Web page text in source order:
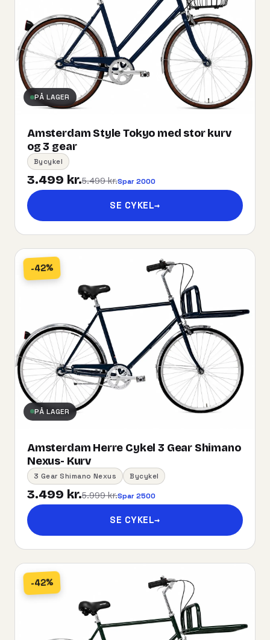
PÅ LAGER
Amsterdam Style Tokyo med stor kurv
og 3 gear
Bycykel
3.499 kr.5.499 kr.Spar 2000
SE CYKEL→
-42%
PÅ LAGER
Amsterdam Herre Cykel 3 Gear Shimano
Nexus- Kurv
3 Gear Shimano Nexus Bycykel
3.499 kr.5.999 kr.Spar 2500
SE CYKEL→
-42%